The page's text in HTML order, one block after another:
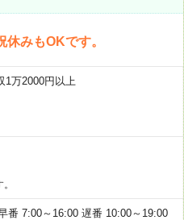
みもOKです。
万2000円以上
番 7:00～16:00 遅番 10:00～19:00